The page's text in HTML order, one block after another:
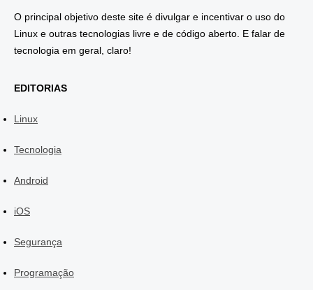
O principal objetivo deste site é divulgar e incentivar o uso do
Linux e outras tecnologias livre e de código aberto. E falar de
tecnologia em geral, claro!
EDITORIAS
Linux
Tecnologia
Android
iOS
Segurança
Programação